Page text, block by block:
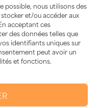
possible, nous utilisons des
et/ou accéder aux
acceptant ces
des données telles que
identifiants uniques sur
peut avoir un
et fonctions.
avec